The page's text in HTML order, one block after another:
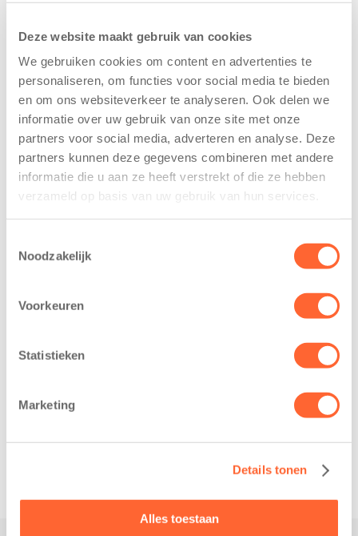
Deze website maakt gebruik van cookies
We gebruiken cookies om content en advertenties te
personaliseren, om functies voor social media te bieden
en om ons websiteverkeer te analyseren. Ook delen we
informatie over uw gebruik van onze site met onze
partners voor social media, adverteren en analyse. Deze
partners kunnen deze gegevens combineren met andere
informatie die u aan ze heeft verstrekt of die ze hebben
verzameld op basis van uw gebruik van hun services.
Noodzakelijk
Voorkeuren
Statistieken
Marketing
Details tonen
Alles toestaan
Kinderen BSO
De
Westerburcht
trainen alvast
voor Kids First
Mini 4 Mijl
7 augustus 2026
Eelde, 6 augustus
2026 – Kinderen
Westerburcht in
kregen een…
Kids First
tekent
koopcontract
voor nieuw
kindcentrum in
wijk Wiarda in
Leeuwarden
11 juni 2026
Leeuwarden –
belangrijke stap
de wijk Wiarda in
Leeuwarden Zuid.